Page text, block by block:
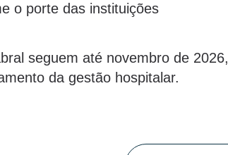
o porte das instituições
seguem até novembro de 2026,
da gestão hospitalar.